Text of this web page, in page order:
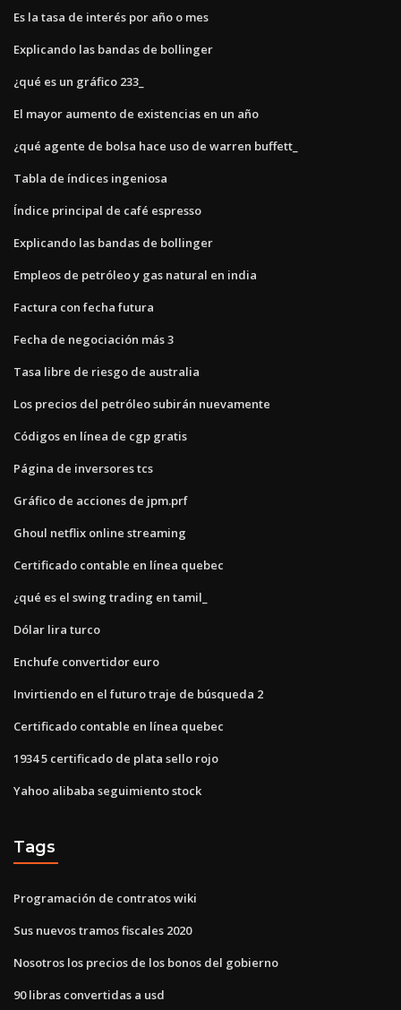
Es la tasa de interés por año o mes
Explicando las bandas de bollinger
¿qué es un gráfico 233_
El mayor aumento de existencias en un año
¿qué agente de bolsa hace uso de warren buffett_
Tabla de índices ingeniosa
Índice principal de café espresso
Explicando las bandas de bollinger
Empleos de petróleo y gas natural en india
Factura con fecha futura
Fecha de negociación más 3
Tasa libre de riesgo de australia
Los precios del petróleo subirán nuevamente
Códigos en línea de cgp gratis
Página de inversores tcs
Gráfico de acciones de jpm.prf
Ghoul netflix online streaming
Certificado contable en línea quebec
¿qué es el swing trading en tamil_
Dólar lira turco
Enchufe convertidor euro
Invirtiendo en el futuro traje de búsqueda 2
Certificado contable en línea quebec
1934 5 certificado de plata sello rojo
Yahoo alibaba seguimiento stock
Tags
Programación de contratos wiki
Sus nuevos tramos fiscales 2020
Nosotros los precios de los bonos del gobierno
90 libras convertidas a usd